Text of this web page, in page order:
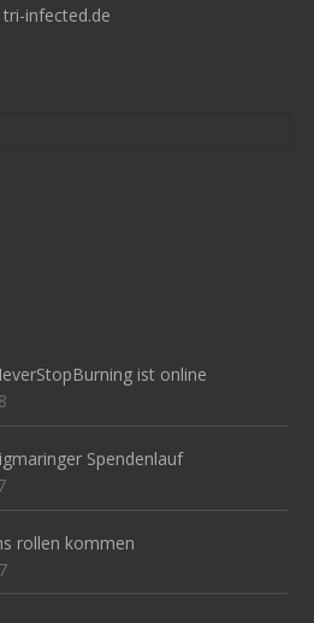
infected.de
ist online
Spendenlauf
rollen kommen